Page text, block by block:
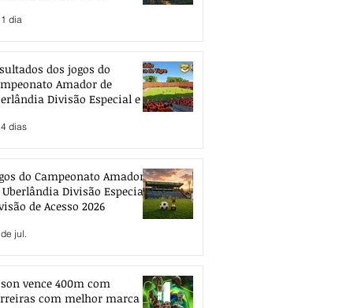
dia
dos jogos do
Amador de
Divisão Especial e de
dias
do Campeonato Amador
Uberlândia Divisão Especial e
de Acesso 2026
jul.
vence 400m com
com melhor marca